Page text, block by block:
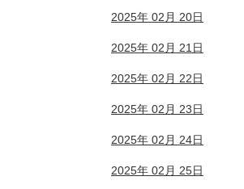
2025年 02月 20日
2025年 02月 21日
2025年 02月 22日
2025年 02月 23日
2025年 02月 24日
2025年 02月 25日